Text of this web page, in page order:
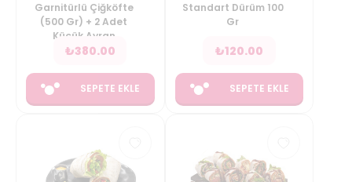
Garnitürlü Çiğköfte
(500 Gr) + 2 Adet
Küçük Ayran
₺380.00
SEPETE EKLE
Standart Dürüm 100
Gr
₺120.00
SEPETE EKLE